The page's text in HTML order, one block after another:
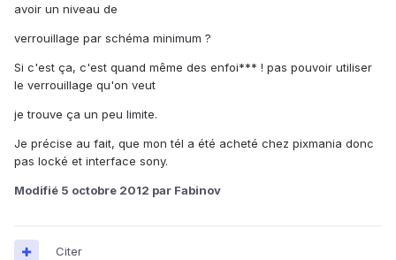
avoir un niveau de
verrouillage par schéma minimum ?
Si c'est ça, c'est quand même des enfoi*** ! pas pouvoir utiliser
le verrouillage qu'on veut
je trouve ça un peu limite.
Je précise au fait, que mon tél a été acheté chez pixmania donc
pas locké et interface sony.
Modifié 5 octobre 2012 par Fabinov
Citer